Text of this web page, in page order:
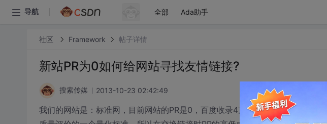
导航 全部 Ada助手
社区 Framework 帖子详情
新站PR为0如何给网站寻找友情链接?
搜索传媒 2013-10-23 02:42:49
我们的网站是：标准网，目前网站的PR是0，百度收录4万7，快照更新是当天